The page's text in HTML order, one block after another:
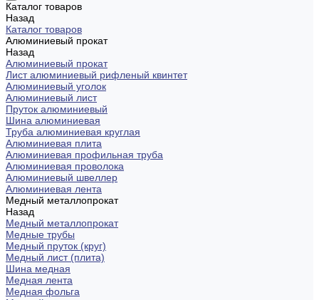
Каталог товаров
Назад
Каталог товаров
Алюминиевый прокат
Назад
Алюминиевый прокат
Лист алюминиевый рифленый квинтет
Алюминиевый уголок
Алюминиевый лист
Пруток алюминиевый
Шина алюминиевая
Труба алюминиевая круглая
Алюминиевая плита
Алюминиевая профильная труба
Алюминиевая проволока
Алюминиевый швеллер
Алюминиевая лента
Медный металлопрокат
Назад
Медный металлопрокат
Медные трубы
Медный пруток (круг)
Медный лист (плита)
Шина медная
Медная лента
Медная фольга